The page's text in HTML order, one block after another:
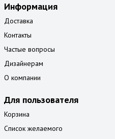
Информация
Доставка
Контакты
Частые вопросы
Дизайнерам
О компании
Для пользователя
Корзина
Список желаемого